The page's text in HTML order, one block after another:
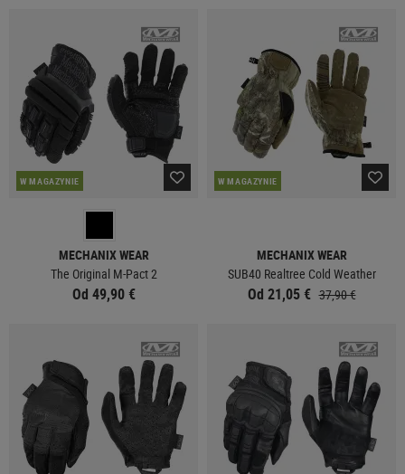
W MAGAZYNIE
MECHANIX WEAR
The Original M-Pact 2
Od 49,90 €
W MAGAZYNIE
MECHANIX WEAR
SUB40 Realtree Cold Weather
Od 21,05 € 37,90 €